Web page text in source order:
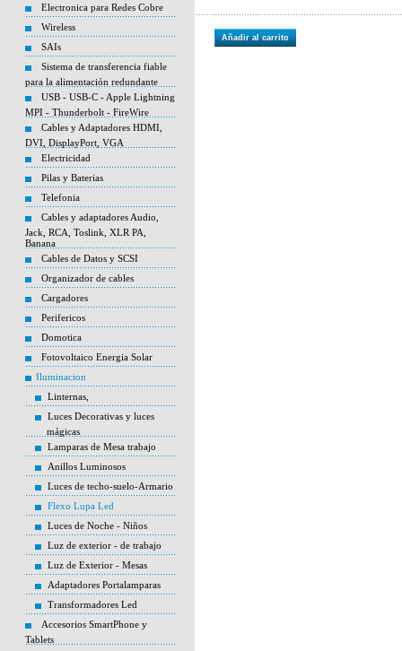
Electronica para Redes Cobre
Wireless
SAIs
Sistema de transferencia fiable
para la alimentación redundante
USB - USB-C - Apple Lightning
MPI - Thunderbolt - FireWire
Cables y Adaptadores HDMI,
DVI, DisplayPort, VGA
Electricidad
Pilas y Baterias
Telefonia
Cables y adaptadores Audio,
Jack, RCA, Toslink, XLR PA,
Banana
Cables de Datos y SCSI
Organizador de cables
Cargadores
Perifericos
Domotica
Fotovoltaico Energia Solar
Iluminacion
Linternas,
Luces Decorativas y luces
mágicas
Lamparas de Mesa trabajo
Anillos Luminosos
Luces de techo-suelo-Armario
Flexo Lupa Led
Luces de Noche - Niños
Luz de exterior - de trabajo
Luz de Exterior - Mesas
Adaptadores Portalamparas
Transformadores Led
Accesorios SmartPhone y
Tablets
Añadir al carrito